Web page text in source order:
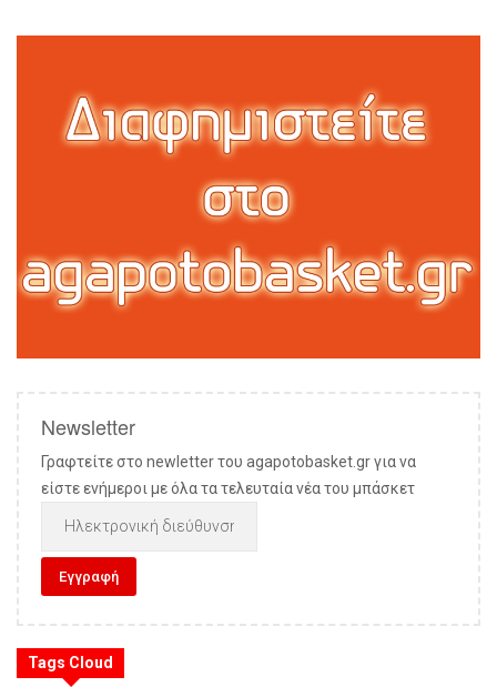
Newsletter
Γραφτείτε στο newletter του agapotobasket.gr για να
είστε ενήμεροι με όλα τα τελευταία νέα του μπάσκετ
Tags Cloud